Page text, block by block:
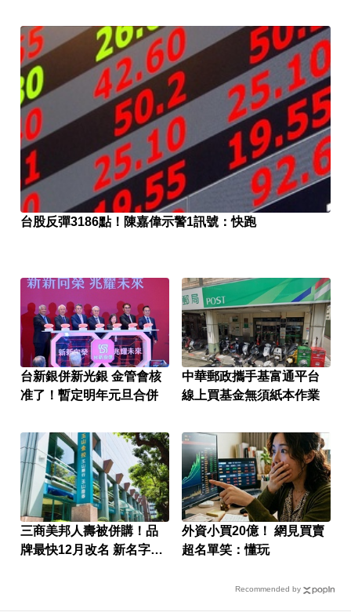
台股反彈3186點！陳嘉偉示警1訊號：快跑
台新銀併新光銀 金管會核
准了！暫定明年元旦合併
中華郵政攜手基富通平台
線上買基金無須紙本作業
三商美邦人壽被併購！品
牌最快12月改名 新名字曝
外資小買20億！ 網見買賣
超名單笑：懂玩
Recommended by